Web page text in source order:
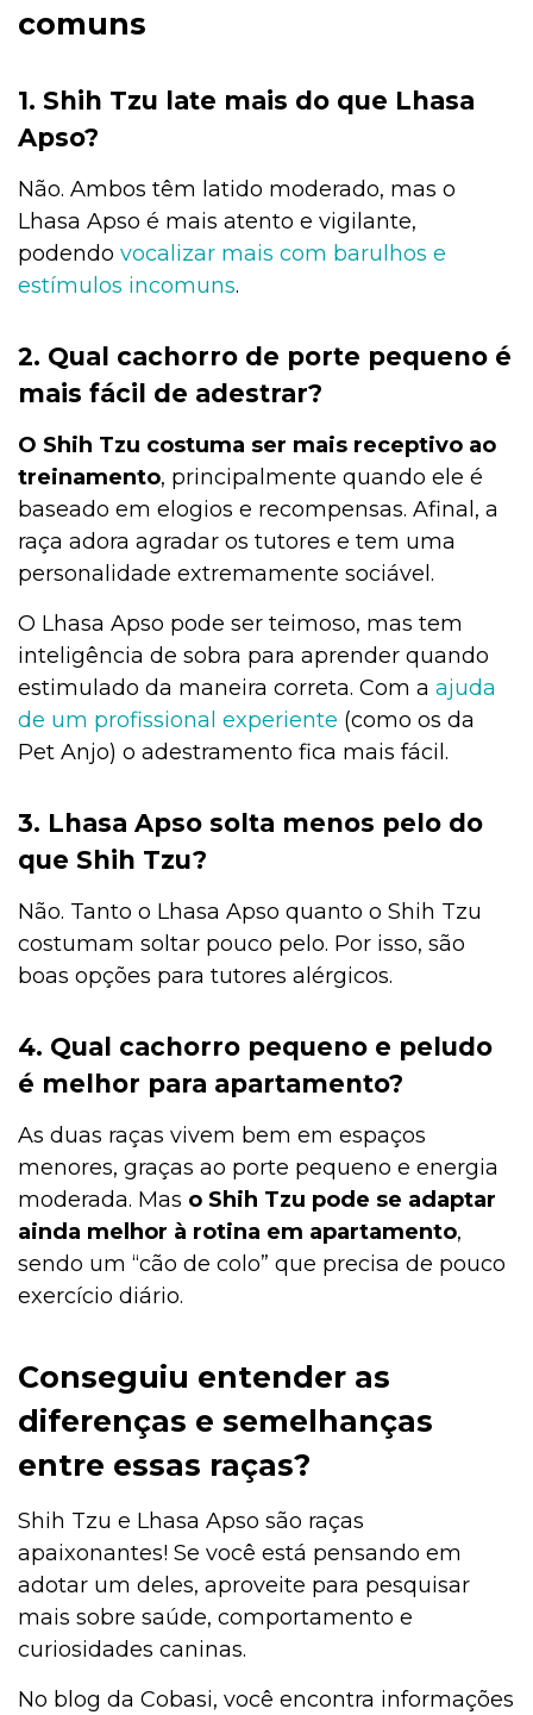
comuns
1. Shih Tzu late mais do que Lhasa
Apso?
Não. Ambos têm latido moderado, mas o
Lhasa Apso é mais atento e vigilante,
podendo vocalizar mais com barulhos e
estímulos incomuns.
2. Qual cachorro de porte pequeno é
mais fácil de adestrar?
O Shih Tzu costuma ser mais receptivo ao
treinamento, principalmente quando ele é
baseado em elogios e recompensas. Afinal, a
raça adora agradar os tutores e tem uma
personalidade extremamente sociável.
O Lhasa Apso pode ser teimoso, mas tem
inteligência de sobra para aprender quando
estimulado da maneira correta. Com a ajuda
de um profissional experiente (como os da
Pet Anjo) o adestramento fica mais fácil.
3. Lhasa Apso solta menos pelo do
que Shih Tzu?
Não. Tanto o Lhasa Apso quanto o Shih Tzu
costumam soltar pouco pelo. Por isso, são
boas opções para tutores alérgicos.
4. Qual cachorro pequeno e peludo
é melhor para apartamento?
As duas raças vivem bem em espaços
menores, graças ao porte pequeno e energia
moderada. Mas o Shih Tzu pode se adaptar
ainda melhor à rotina em apartamento,
sendo um “cão de colo” que precisa de pouco
exercício diário.
Conseguiu entender as
diferenças e semelhanças
entre essas raças?
Shih Tzu e Lhasa Apso são raças
apaixonantes! Se você está pensando em
adotar um deles, aproveite para pesquisar
mais sobre saúde, comportamento e
curiosidades caninas.
No blog da Cobasi, você encontra informações